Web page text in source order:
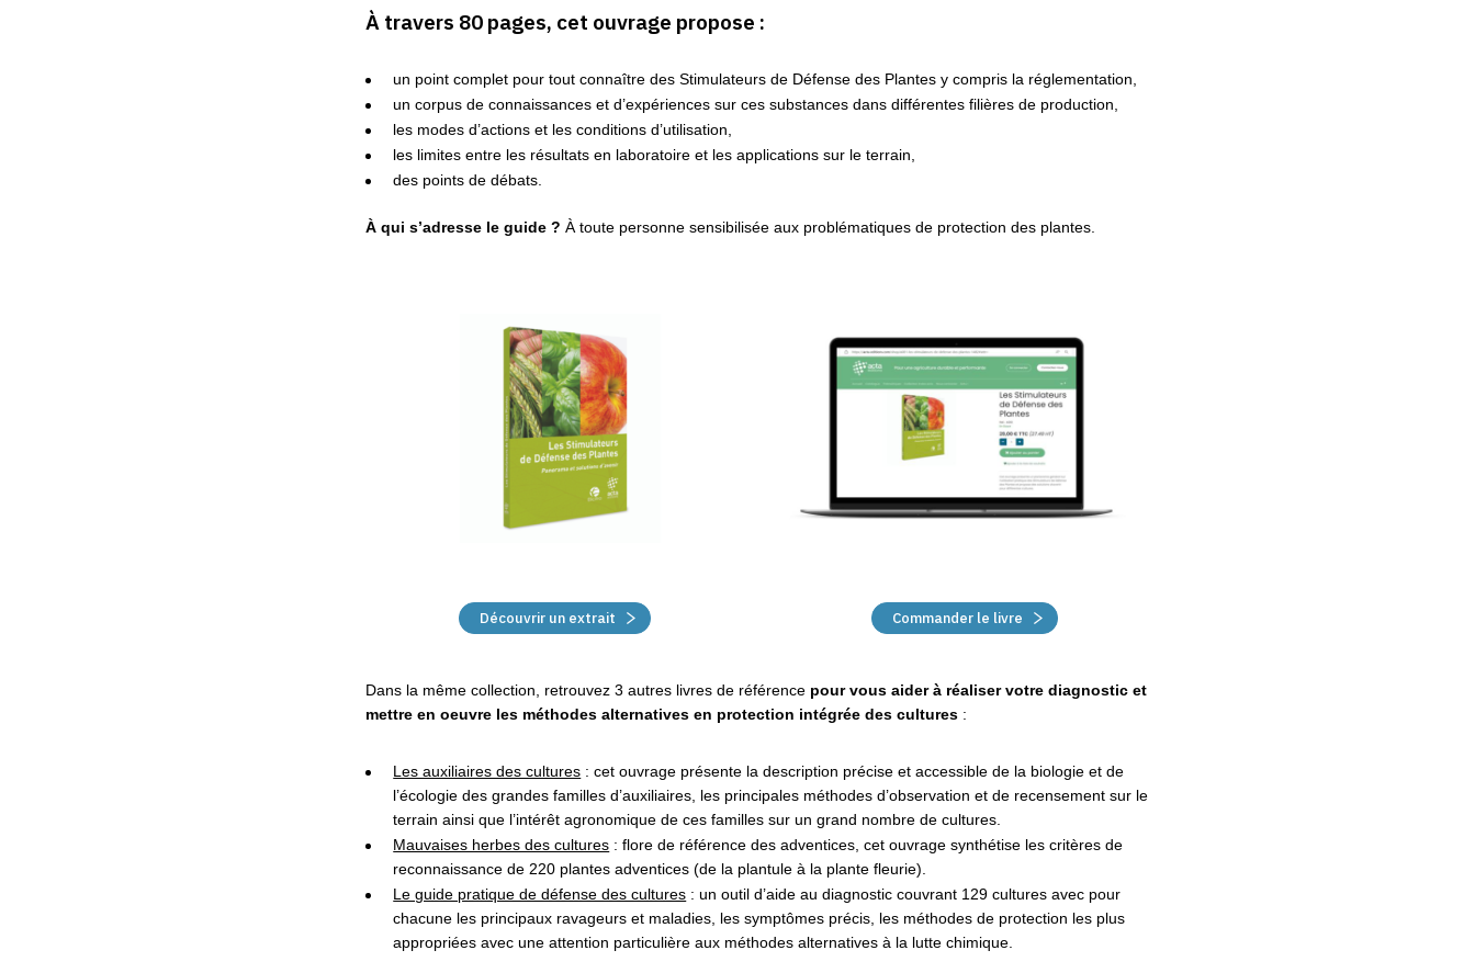
À travers 80 pages, cet ouvrage propose :
un point complet pour tout connaître des Stimulateurs de Défense des Plantes y compris la réglementation,
un corpus de connaissances et d’expériences sur ces substances dans différentes filières de production,
les modes d’actions et les conditions d’utilisation,
les limites entre les résultats en laboratoire et les applications sur le terrain,
des points de débats.
À qui s’adresse le guide ? À toute personne sensibilisée aux problématiques de protection des plantes.
Découvrir un extrait Commander le livre
Dans la même collection, retrouvez 3 autres livres de référence pour vous aider à réaliser votre diagnostic et
mettre en oeuvre les méthodes alternatives en protection intégrée des cultures :
Les auxiliaires des cultures : cet ouvrage présente la description précise et accessible de la biologie et de
l’écologie des grandes familles d’auxiliaires, les principales méthodes d’observation et de recensement sur le
terrain ainsi que l’intérêt agronomique de ces familles sur un grand nombre de cultures.
Mauvaises herbes des cultures : flore de référence des adventices, cet ouvrage synthétise les critères de
reconnaissance de 220 plantes adventices (de la plantule à la plante fleurie).
Le guide pratique de défense des cultures : un outil d’aide au diagnostic couvrant 129 cultures avec pour
chacune les principaux ravageurs et maladies, les symptômes précis, les méthodes de protection les plus
appropriées avec une attention particulière aux méthodes alternatives à la lutte chimique.